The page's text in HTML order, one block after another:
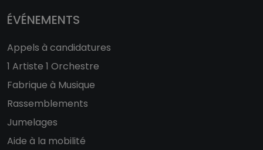
ÉVÉNEMENTS
Appels à candidatures
1 Artiste 1 Orchestre
Fabrique à Musique
Rassemblements
Jumelages
Aide à la mobilité